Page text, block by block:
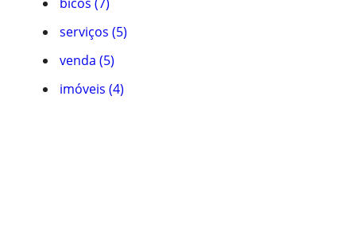
serviços (5)
venda (5)
imóveis (4)